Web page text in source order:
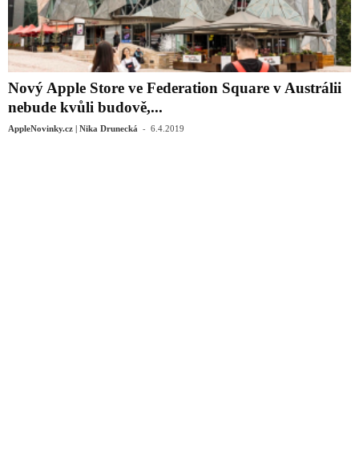
Nový Apple Store ve Federation Square v Austrálii
nebude kvůli budově,...
AppleNovinky.cz | Nika Drunecká - 6.4.2019